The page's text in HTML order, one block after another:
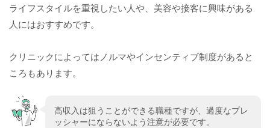
ライフスタイルを重視したい人や、美容や接客に興味がある
人にはおすすめです。
クリニックによってはノルマやインセンティブ制度があると
ころもあります。
高収入は狙うことができる職種ですが、過度なプレ
ッシャーにならないよう注意が必要です。